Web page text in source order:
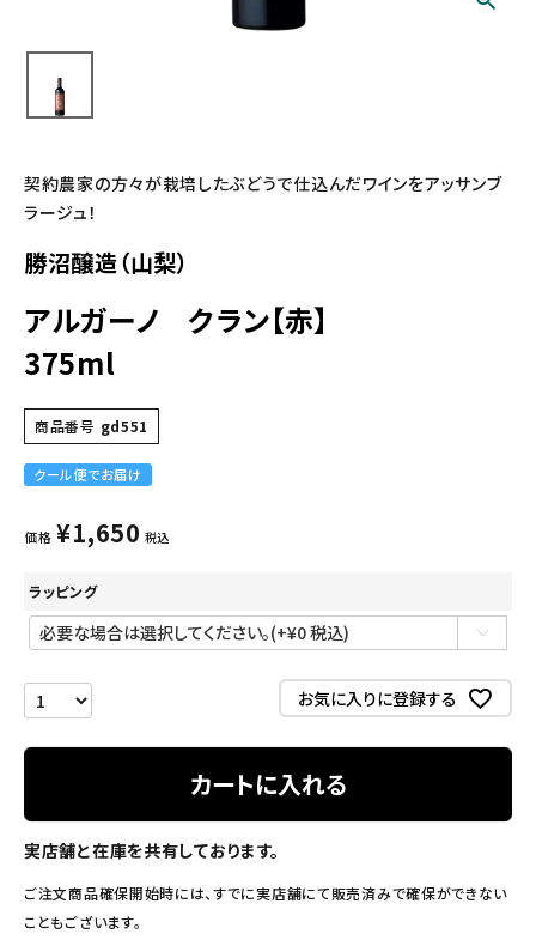
契約農家の方々が栽培したぶどうで仕込んだワインをアッサンブ
ラージュ！
勝沼醸造（山梨）
アルガーノ クラン【赤】
375ml
商品番号 gd551
クール便でお届け
価格 ¥1,650 税込
ラッピング
お気に入りに登録する
カートに入れる
実店舗と在庫を共有しております。
ご注文商品確保開始時には、すでに実店舗にて販売済みで確保ができない
こともございます。